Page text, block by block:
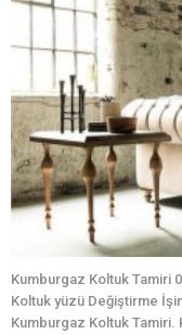
Kumburgaz Koltuk Tamiri
Koltuk yüzü Değiştirme
Kumburgaz Koltuk Tamiri.